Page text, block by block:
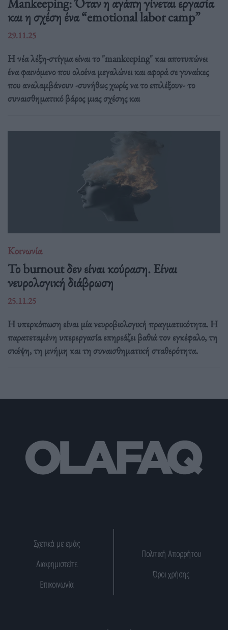
και η σχέση ένα “emotional labor camp”
29.11.25
Η νέα λέξη-στίγμα είναι το "mankeeping" και αποτυπώνει
ένα φαινόμενο που ολοένα μεγαλώνει και αφορά σε γυναίκες
που αναλαμβάνουν -συνήθως χωρίς να το επιλέξουν- το
συναισθηματικό βάρος μιας σχέσης και
Κοινωνία
Το burnout δεν είναι κούραση. Είναι
νευρολογική διάβρωση
25.11.25
Η υπερκόπωση είναι μία νευροβιολογική πραγματικότητα. Η
παρατεταμένη υπερεργασία επηρεάζει βαθιά τον εγκέφαλο, τη
σκέψη, τη μνήμη και τη συναισθηματική σταθερότητα.
Σχετικά με εμάς
Διαφημιστείτε
Επικοινωνία
Πολιτική Απορρήτου
Όροι χρήσης